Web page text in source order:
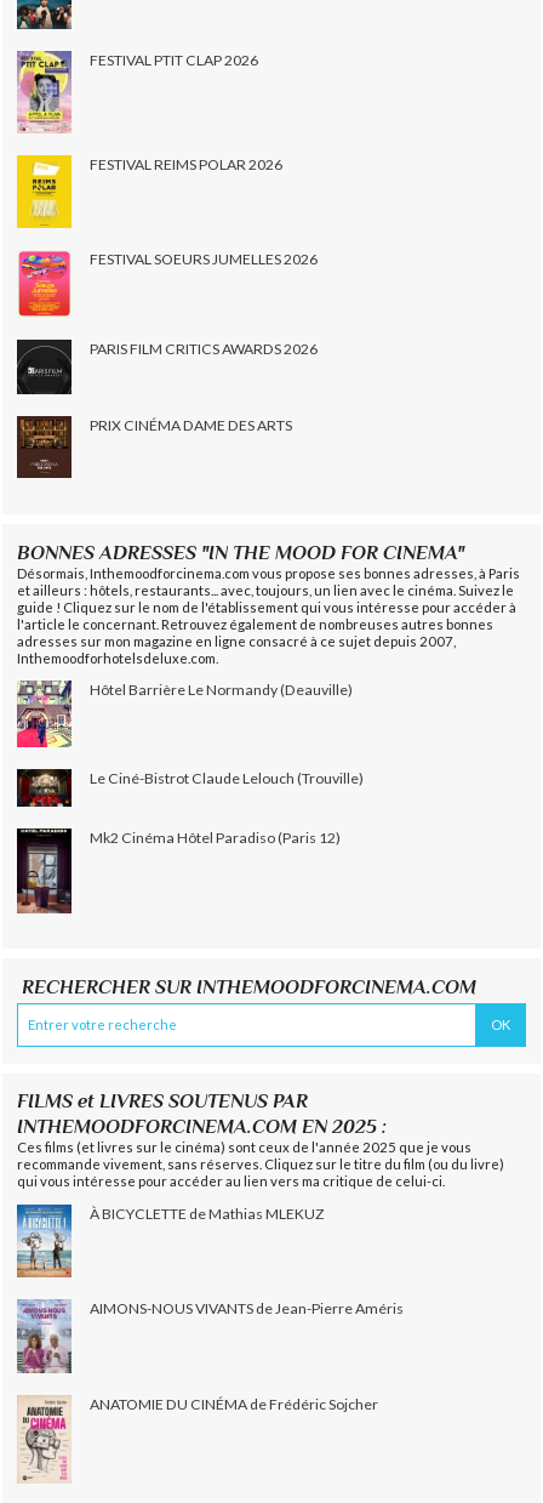
FESTIVAL PTIT CLAP 2026
FESTIVAL REIMS POLAR 2026
FESTIVAL SOEURS JUMELLES 2026
PARIS FILM CRITICS AWARDS 2026
PRIX CINÉMA DAME DES ARTS
BONNES ADRESSES "IN THE MOOD FOR CINEMA"
Désormais, Inthemoodforcinema.com vous propose ses bonnes adresses, à Paris
et ailleurs : hôtels, restaurants... avec, toujours, un lien avec le cinéma. Suivez le
guide ! Cliquez sur le nom de l'établissement qui vous intéresse pour accéder à
l'article le concernant. Retrouvez également de nombreuses autres bonnes
adresses sur mon magazine en ligne consacré à ce sujet depuis 2007,
Inthemoodforhotelsdeluxe.com.
Hôtel Barrière Le Normandy (Deauville)
Le Ciné-Bistrot Claude Lelouch (Trouville)
Mk2 Cinéma Hôtel Paradiso (Paris 12)
RECHERCHER SUR INTHEMOODFORCINEMA.COM
FILMS et LIVRES SOUTENUS PAR
INTHEMOODFORCINEMA.COM EN 2025 :
Ces films (et livres sur le cinéma) sont ceux de l'année 2025 que je vous
recommande vivement, sans réserves. Cliquez sur le titre du film (ou du livre)
qui vous intéresse pour accéder au lien vers ma critique de celui-ci.
À BICYCLETTE de Mathias MLEKUZ
AIMONS-NOUS VIVANTS de Jean-Pierre Améris
ANATOMIE DU CINÉMA de Frédéric Sojcher